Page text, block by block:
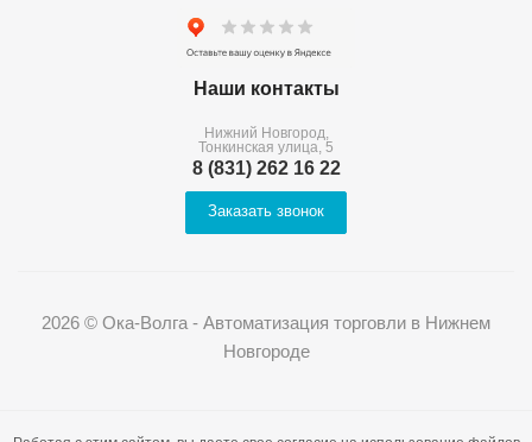
Наши контакты
Нижний Новгород,
Тонкинская улица, 5
8 (831) 262 16 22
Заказать звонок
2026 © Ока-Волга - Автоматизация торговли в Нижнем
Новгороде